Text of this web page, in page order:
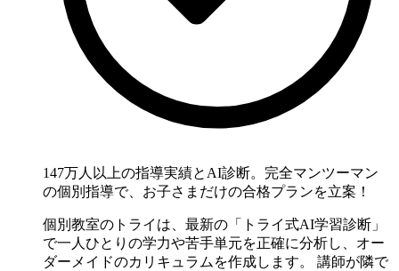
147万人以上の指導実績とAI診断。完全マンツーマン
の個別指導で、お子さまだけの合格プランを立案！
個別教室のトライは、最新の「トライ式AI学習診断」
で一人ひとりの学力や苦手単元を正確に分析し、オー
ダーメイドのカリキュラムを作成します。 講師が隣で